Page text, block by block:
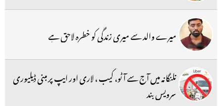
میرے والد سے میری زندگی کو خطرہ لاحق ہے
تلنگانہ میں آج سے آٹو، کیب ، لاری اور ایپ پر مبنی ڈیلیوری
سرویس بند